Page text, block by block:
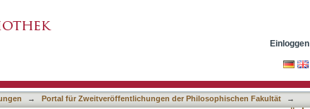
Einloggen
→ Portal für Zweitveröffentlichungen der Philosophischen Fakultät
→